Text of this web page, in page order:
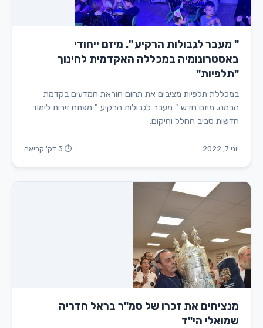
" מעבר לגבולות הרקיע ". מיזם ייחודי
באסטרונומיה במכללה האקדמית לחינוך
"תלפיות"
במכללת תלפיות מציבים את תחום הוראת המדעים בקדמת
הבמה. מיזם חדש " מעבר לגבולות הרקיע " מפתח זירות לימוד
חדשות סביב החלל והיקום.
יוני 7, 2022 ⏱ 3 דק' קריאה
מנציחים את זכרו של סמ"ר בראל חדריה
שמואלי הי"ד